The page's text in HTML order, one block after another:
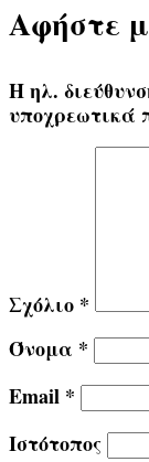
Αφήστε
Η ηλ.
υποχρεωτικά
Σχόλιο *
Όνομα *
Email *
Ιστότοπος